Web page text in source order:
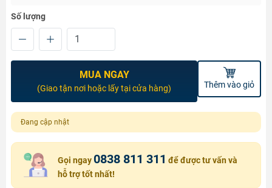
Số lượng
MUA NGAY
(Giao tận nơi hoặc lấy tại cửa hàng) Thêm vào giỏ
Đang cập nhật
Gọi ngay 0838 811 311 để được tư vấn và
hỗ trợ tốt nhất!